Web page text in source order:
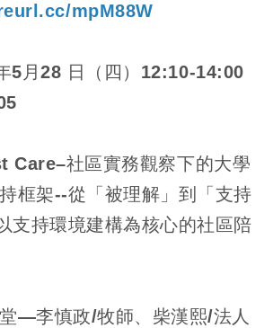
mpM88W
5月28 日（四）12:10-14:00
Care–社區實務觀察下的大學
框架--從「被理解」到「支持
支持環境建構為核心的社區陪
—李慎政/牧師、柴漢熙/法人